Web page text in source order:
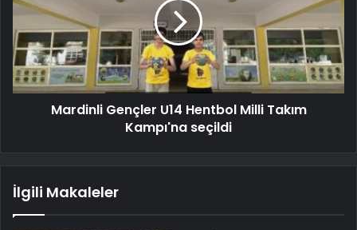
Mardinli Gençler U14 Hentbol Milli Takım
Kampı'na seçildi
İlgili Makaleler